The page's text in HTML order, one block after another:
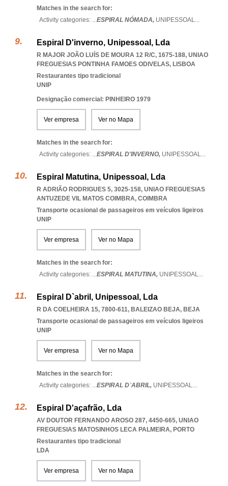
Matches in the search for:
Activity categories: ...ESPIRAL NÓMADA, UNIPESSOAL...
Espiral D'inverno, Unipessoal, Lda
R MAJOR JOÃO LUÍS DE MOURA 12 R/C, 1675-188, UNIAO
FREGUESIAS PONTINHA FAMOES ODIVELAS, LISBOA
Restaurantes tipo tradicional
UNIP
Designação comercial: PINHEIRO 1979
Ver empresa Ver no Mapa
Matches in the search for:
Activity categories: ...ESPIRAL D'INVERNO, UNIPESSOAL...
Espiral Matutina, Unipessoal, Lda
R ADRIÃO RODRIGUES 5, 3025-158, UNIAO FREGUESIAS
ANTUZEDE VIL MATOS COIMBRA, COIMBRA
Transporte ocasional de passageiros em veículos ligeiros
UNIP
Ver empresa Ver no Mapa
Matches in the search for:
Activity categories: ...ESPIRAL MATUTINA, UNIPESSOAL...
Espiral D`abril, Unipessoal, Lda
R DA COELHEIRA 15, 7800-611, BALEIZAO BEJA, BEJA
Transporte ocasional de passageiros em veículos ligeiros
UNIP
Ver empresa Ver no Mapa
Matches in the search for:
Activity categories: ...ESPIRAL D`ABRIL, UNIPESSOAL...
Espiral D'açafrão, Lda
AV DOUTOR FERNANDO AROSO 287, 4450-665, UNIAO
FREGUESIAS MATOSINHOS LECA PALMEIRA, PORTO
Restaurantes tipo tradicional
LDA
Ver empresa Ver no Mapa